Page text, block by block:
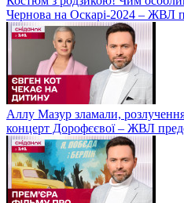
Чернова на Оскарі-2024 – ЖВЛ
Аллу Мазур зламали,
концерт Дорофєєвої – ЖВЛ